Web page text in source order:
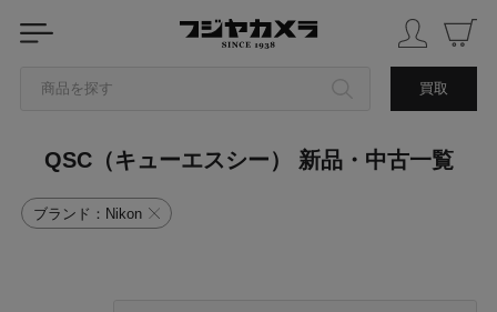
商品を探す 買取
カテゴリから探す
ブランドから探す
QSC（キューエスシー） 新品・中古一覧
ブランド：Nikon